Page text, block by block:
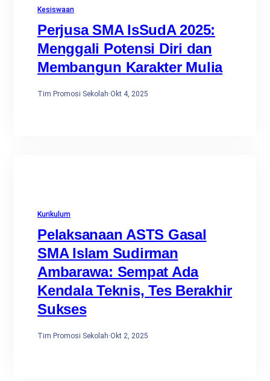
Kesiswaan
Perjusa SMA IsSudA 2025:
Menggali Potensi Diri dan
Membangun Karakter Mulia
Tim Promosi Sekolah·Okt 4, 2025
Kurikulum
Pelaksanaan ASTS Gasal
SMA Islam Sudirman
Ambarawa: Sempat Ada
Kendala Teknis, Tes Berakhir
Sukses
Tim Promosi Sekolah·Okt 2, 2025